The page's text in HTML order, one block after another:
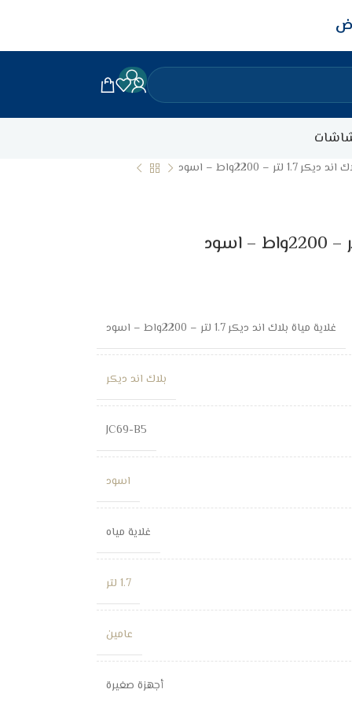
لتر – 2200واط – اسود
غلاية مياة بلاك اند ديكر 1.7 لتر – 2200واط – اسود
بلاك اند ديكر
JC69-B5
اسود
غلاية مياه
1.7 لتر
عامين
أجهزة صغيرة